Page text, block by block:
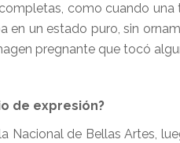
como cuando
en un estado puro, sin
pregnante que tocó
de expresión?
Nacional de Bellas Artes,